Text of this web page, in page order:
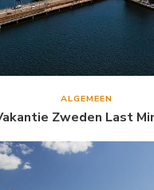
ALGEMEEN
Zweden Last